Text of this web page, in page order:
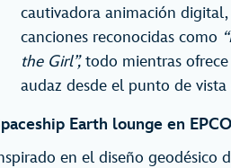
cautivadora animación
canciones reconocidas como
the Girl”,todo mientras ofrece
audaz desde el punto de
Earth lounge en
en el diseño geodésico